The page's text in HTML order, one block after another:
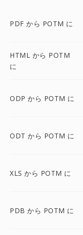
PDF から POTM に
HTML から POTM
に
ODP から POTM に
ODT から POTM に
XLS から POTM に
PDB から POTM に